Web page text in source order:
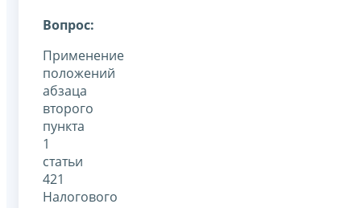
Вопрос:
Применение
положений
абзаца
второго
пункта
1
статьи
421
Налогового